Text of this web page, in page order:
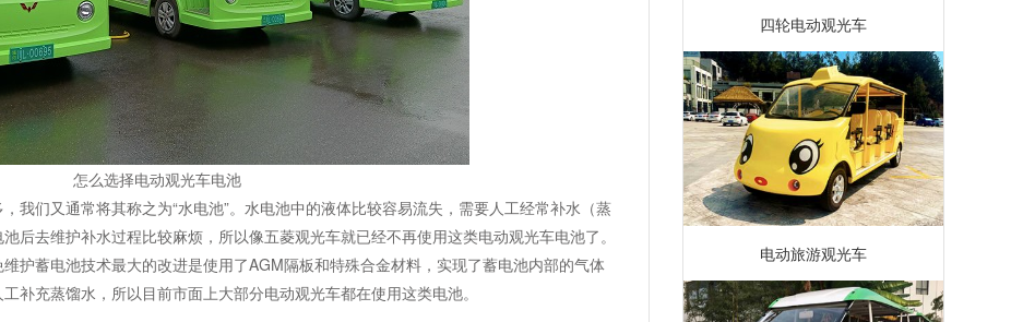
怎么选择电动观光车电池
我们又通常将其称之为“水电池”。水电池中的液体比较容易流失，需要人工经常补水（蒸
后去维护补水过程比较麻烦，所以像五菱观光车就已经不再使用这类电动观光车电池了。
护蓄电池技术最大的改进是使用了AGM隔板和特殊合金材料，实现了蓄电池内部的气体
补充蒸馏水，所以目前市面上大部分电动观光车都在使用这类电池。
四轮电动观光车
电动旅游观光车